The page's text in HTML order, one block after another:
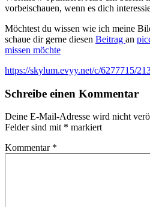
vorbeischauen, wenn es dich
Möchtest du wissen wie ich meine
schaue dir gerne diesen Beitrag an
missen möchte
https://skylum.evyy.net/c/6277715/
Schreibe einen Kommentar
Deine E-Mail-Adresse wird nicht
Felder sind mit * markiert
Kommentar *